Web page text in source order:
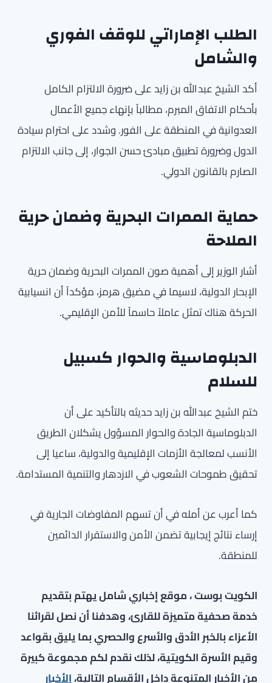
الطلب الإماراتي للوقف الفوري
والشامل
أكد الشيخ عبد الله بن زايد على ضرورة الالتزام الكامل
بأحكام الاتفاق المبرم، مطالباً بإنهاء جميع الأعمال
العدوانية في المنطقة على الفور. وشدد على احترام سيادة
الدول وضرورة تطبيق مبادئ حسن الجوار، إلى جانب الالتزام
الصارم بالقانون الدولي.
حماية الممرات البحرية وضمان حرية
الملاحة
أشار الوزير إلى أهمية صون الممرات البحرية وضمان حرية
الإبحار الدولية، لاسيما في مضيق هرمز، مؤكداً أن انسيابية
الحركة هناك تمثل عاملاً حاسماً للأمن الإقليمي.
الدبلوماسية والحوار كسبيل
للسلام
ختم الشيخ عبد الله بن زايد حديثه بالتأكيد على أن
الدبلوماسية الجادة والحوار المسؤول يشكلان الطريق
الأنسب لمعالجة الأزمات الإقليمية والدولية، ساعيا إلى
تحقيق طموحات الشعوب في الازدهار والتنمية المستدامة.
كما أعرب عن أمله في أن تسهم المفاوضات الجارية في
إرساء نتائج إيجابية تضمن الأمن والاستقرار الدائمين
للمنطقة.
الكويت بوست ، موقع إخباري شامل يهتم بتقديم
خدمة صحفية متميزة للقارئ، وهدفنا أن نصل لقرائنا
الأعزاء بالخبر الأدق والأسرع والحصري بما يليق بقواعد
وقيم الأسرة الكويتية، لذلك نقدم لكم مجموعة كبيرة
من الأخبار المتنوعة داخل الأقسام التالية،الأخبار